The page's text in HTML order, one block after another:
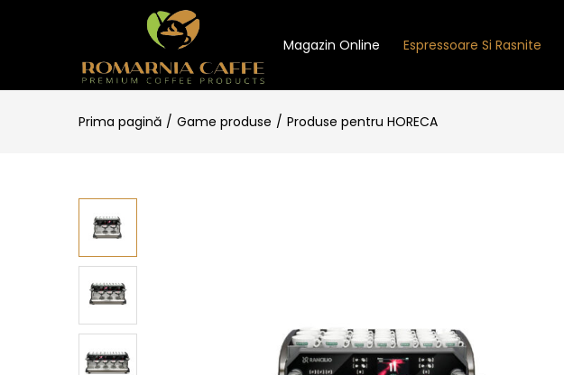
Magazin Online Espressoare Si Rasnite
Prima pagină Game produse Produse pentru HORECA